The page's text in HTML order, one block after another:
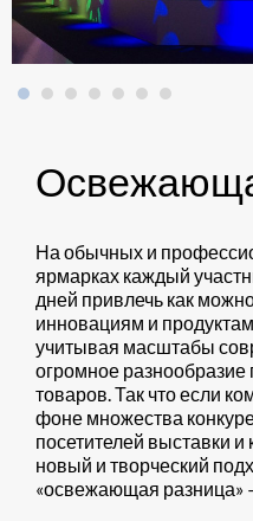
На обычных и
ярмарках каждый
дней привлечь как
инновациям и
учитывая масштабы
огромное
товаров. Так что если
фоне множества
посетителей выставки
новый и творческий
«освежающая разница»